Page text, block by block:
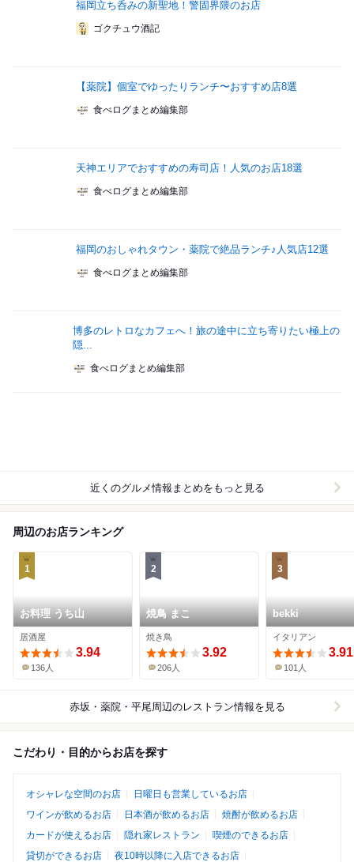
福岡立ち呑みの新聖地！警固界隈のお店
ゴクチュウ酒記
【薬院】個室でゆったりランチ〜おすすめ店8選
食べログまとめ編集部
天神エリアでおすすめの寿司店！人気のお店18選
食べログまとめ編集部
福岡のおしゃれタウン・薬院で絶品ランチ♪人気店12選
食べログまとめ編集部
博多のレトロなカフェへ！旅の途中に立ち寄りたい極上の
隠...
食べログまとめ編集部
近くのグルメ情報まとめをもっと見る
周辺のお店ランキング
1
お料理 うち山
居酒屋
3.94
136人
2
焼鳥 まこ
焼き鳥
3.92
206人
3
bekki
イタリアン
3.91
101人
赤坂・薬院・平尾周辺のレストラン情報を見る
こだわり・目的からお店を探す
オシャレな空間のお店
日曜日も営業しているお店
ワインが飲めるお店
日本酒が飲めるお店
焼酎が飲めるお店
カードが使えるお店
隠れ家レストラン
喫煙のできるお店
貸切ができるお店
夜10時以降に入店できるお店